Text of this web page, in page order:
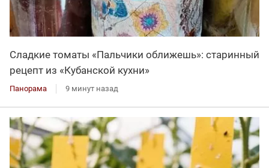
Сладкие томаты «Пальчики оближешь»: старинный
рецепт из «Кубанской кухни»
Панорама 9 минут назад